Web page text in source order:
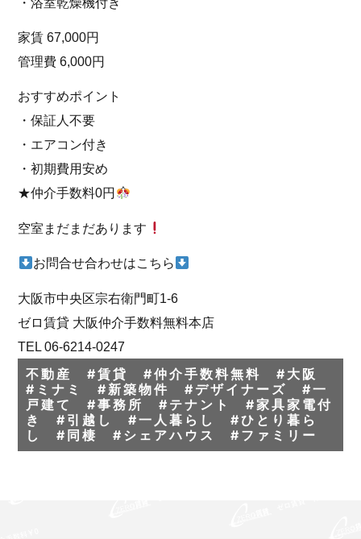
家賃 67,000円
管理費 6,000円
おすすめポイント
・保証人不要
・エアコン付き
・初期費用安め
★仲介手数料0円
空室まだまだあります
お問合せ合わせはこちら
大阪市中央区宗右衛門町1-6
ゼロ賃貸 大阪仲介手数料無料本店
TEL 06-6214-0247
不動産 #賃貸 #仲介手数料無料 #大阪
#ミナミ #新築物件 #デザイナーズ #一
戸建て #事務所 #テナント #家具家電付
き #引越し #一人暮らし #ひとり暮ら
し #同棲 #シェアハウス #ファミリー